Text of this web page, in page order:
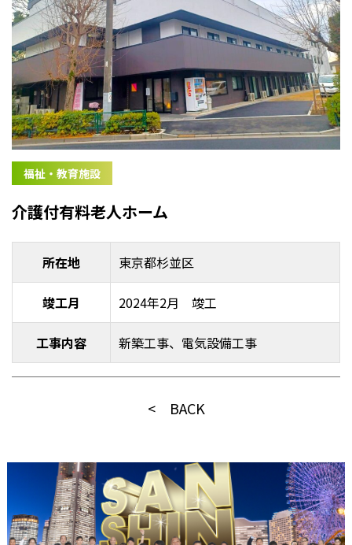
福祉・教育施設
介護付有料老人ホーム
所在地 東京都杉並区
竣工月 2024年2月 竣工
工事内容 新築工事、電気設備工事
< BACK